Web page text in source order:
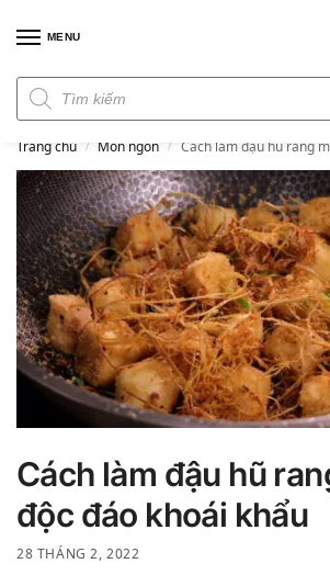
MENU
Trang chủ / Món ngon / Cách làm đậu hũ rang
Cách làm đậu hũ
độc đáo khoái khẩu
28 THÁNG 2, 2022